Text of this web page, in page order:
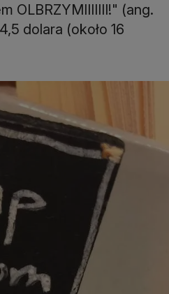
OLBRZYMIIIIIII!" (ang.
dolara (około 16